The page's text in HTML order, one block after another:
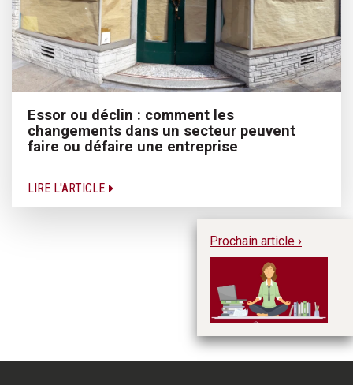
Essor ou déclin : comment les
changements dans un secteur peuvent
faire ou défaire une entreprise
LIRE L'ARTICLE
Prochain article ›